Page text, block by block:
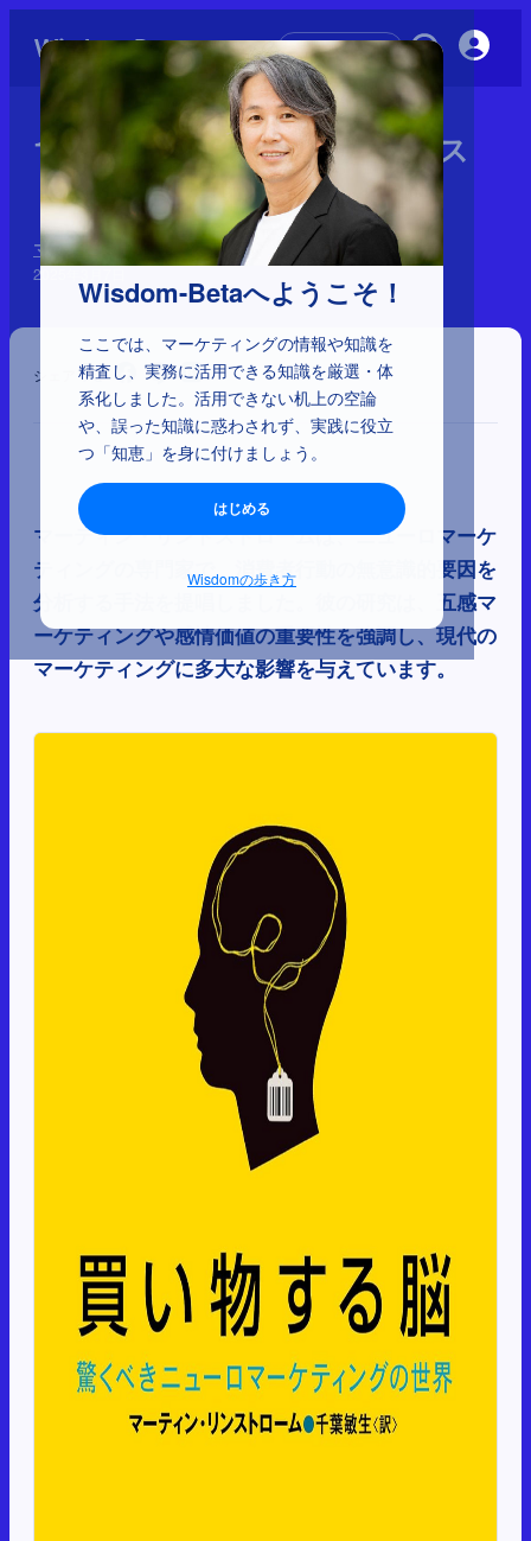
Wisdom-Betaへようこそ！
ここでは、マーケティングの情報や知識を
精査し、実務に活用できる知識を厳選・体
系化しました。活用できない机上の空論
や、誤った知識に惑わされず、実践に役立
つ「知恵」を身に付けましょう。
はじめる
Wisdomの歩き方
初めての方へ
1-4-30：マーティン・リンドス
トローム
マーケティングに影響を与えた41人と理論
2025年3月7日
シェア
マーティン・リンドストロームは、ニューロマーケ
ティングの専門家で、消費者行動の無意識的要因を
分析する手法を提唱しました。彼の研究は、五感マ
ーケティングや感情価値の重要性を強調し、現代の
マーケティングに多大な影響を与えています。